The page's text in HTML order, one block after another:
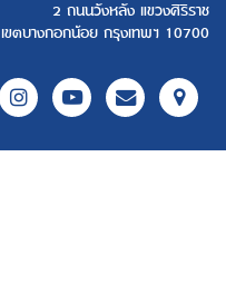
2 ถนนวังหลัง แขวงศิริราช
เขตบางกอกน้อย กรุงเทพฯ 10700